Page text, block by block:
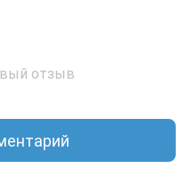
отзыв